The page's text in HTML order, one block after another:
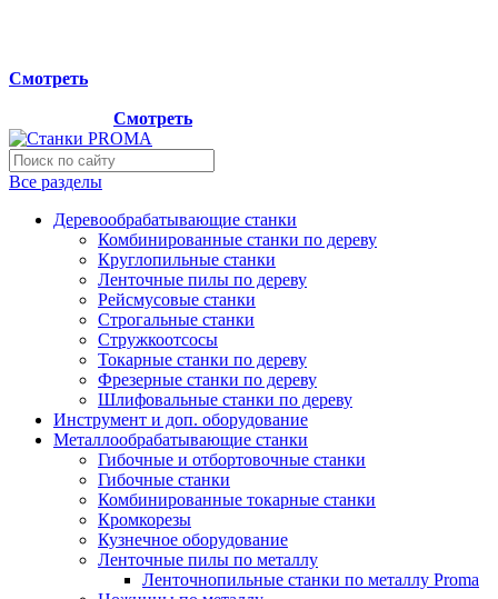
Смотреть
Смотреть
Все разделы
Деревообрабатывающие станки
Комбинированные станки по дереву
Круглопильные станки
Ленточные пилы по дереву
Рейсмусовые станки
Строгальные станки
Стружкоотсосы
Токарные станки по дереву
Фрезерные станки по дереву
Шлифовальные станки по дереву
Инструмент и доп. оборудование
Металлообрабатывающие станки
Гибочные и отбортовочные станки
Гибочные станки
Комбинированные токарные станки
Кромкорезы
Кузнечное оборудование
Ленточные пилы по металлу
Ленточнопильные станки по металлу Proma